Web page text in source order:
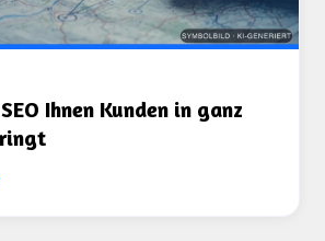
Ihnen Kunden in ganz